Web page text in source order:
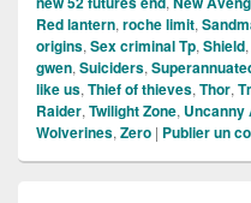
Red lantern, roche limit,
origins, Sex criminal Tp, Shield,
gwen, Suiciders,
like us, Thief of thieves, Thor,
Raider, Twilight Zone, Uncanny
Wolverines, Zero | Publier un